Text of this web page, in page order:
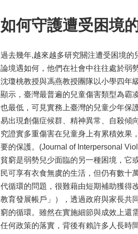
如何守護遭受困境
過去幾年,越來越多研究關注遭受困境
論境遇如何，他們在社會中往往處於弱
沈瓊桃教授與馮燕教授團隊以小學四年
顯示，臺灣最普遍的兒童傷害類型為霸
也最低，可見實務上臺灣的兒童少年保
易出現創傷症候群、精神異常、自殺傾
究證實多重傷害在兒童身上有累積效果
要的保護。(Journal of Interpersonal
貧窮是弱勢兒少面臨的另一種困境，它
民可享有衣食無虞的生活，但仍有數十
代循環的問題，很難藉由短期補助獲得
教育發展帳戶」），透過政府與家長共
窮的循環。雖然在實施細節與成效上還
任何政策的落實，背後有賴許多人長時